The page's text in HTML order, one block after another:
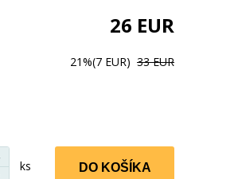
26 EUR
21%(7 EUR) 33 EUR
ks DO KOŠÍKA